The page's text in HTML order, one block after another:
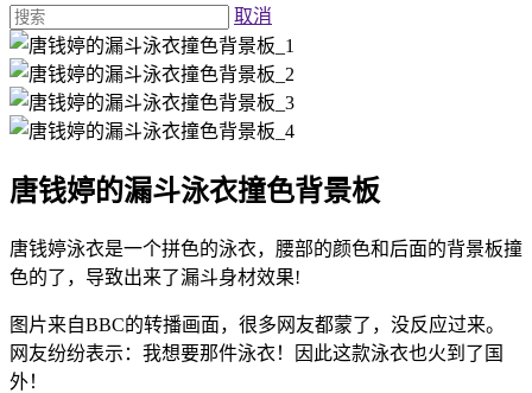
取消
唐钱婷的漏斗泳衣撞色背景板
唐钱婷泳衣是一个拼色的泳衣，腰部的颜色和后面的背景板撞
色的了，导致出来了漏斗身材效果!
图片来自BBC的转播画面，很多网友都蒙了，没反应过来。
网友纷纷表示：我想要那件泳衣！因此这款泳衣也火到了国
外！